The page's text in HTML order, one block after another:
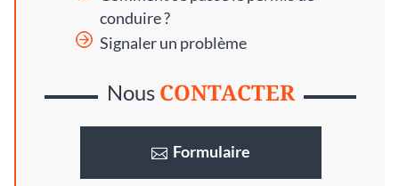
conduire ?
Signaler un problème
Nous CONTACTER
Formulaire